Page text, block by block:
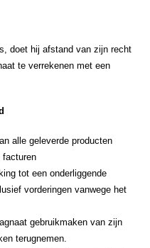
doet hij afstand van zijn recht
te verrekenen met een
alle geleverde producten
facturen
tot een onderliggende
vorderingen vanwege het
gebruikmaken van zijn
terugnemen.